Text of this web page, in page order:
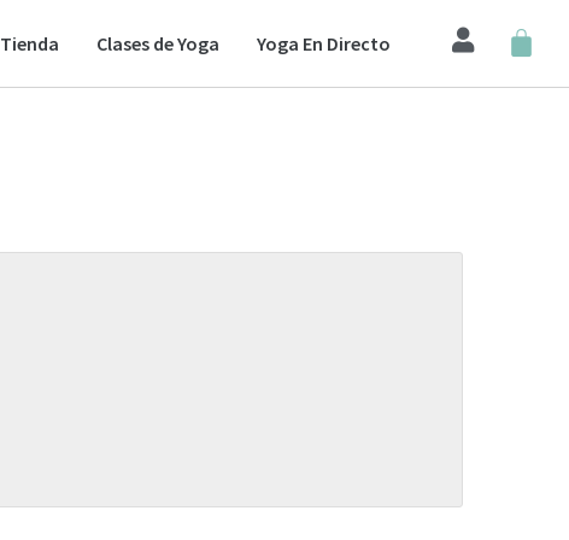
Tienda Clases de Yoga Yoga En Directo